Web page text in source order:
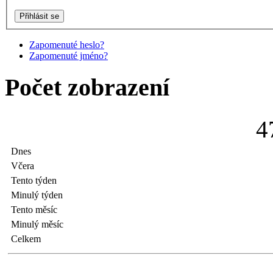
Zapomenuté heslo?
Zapomenuté jméno?
Počet zobrazení
4
Dnes
Včera
Tento týden
Minulý týden
Tento měsíc
Minulý měsíc
Celkem